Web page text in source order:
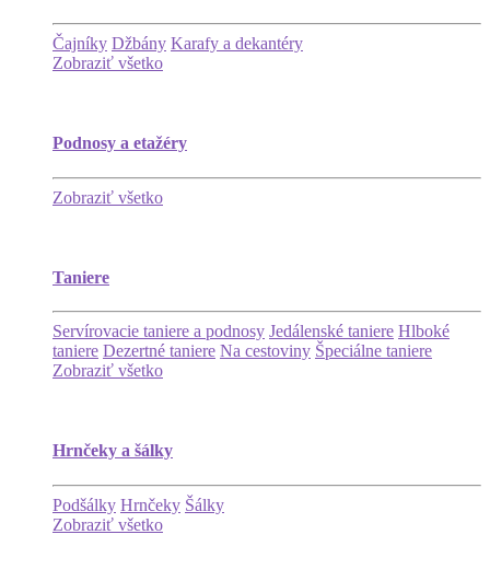
Čajníky Džbány Karafy a dekantéry
Zobraziť všetko
Podnosy a etažéry
Zobraziť všetko
Taniere
Servírovacie taniere a podnosy Jedálenské taniere Hlboké
taniere Dezertné taniere Na cestoviny Špeciálne taniere
Zobraziť všetko
Hrnčeky a šálky
Podšálky Hrnčeky Šálky
Zobraziť všetko